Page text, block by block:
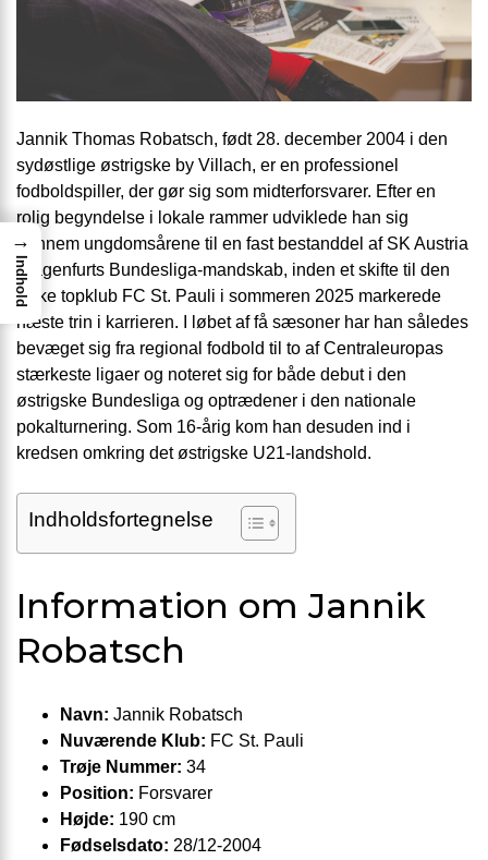
Jannik Thomas Robatsch, født 28. december 2004 i den
sydøstlige østrigske by Villach, er en professionel
fodboldspiller, der gør sig som midterforsvarer. Efter en
rolig begyndelse i lokale rammer udviklede han sig
gennem ungdomsårene til en fast bestanddel af SK Austria
Klagenfurts Bundesliga-mandskab, inden et skifte til den
tyske topklub FC St. Pauli i sommeren 2025 markerede
næste trin i karrieren. I løbet af få sæsoner har han således
bevæget sig fra regional fodbold til to af Centraleuropas
stærkeste ligaer og noteret sig for både debut i den
østrigske Bundesliga og optrædener i den nationale
pokalturnering. Som 16-årig kom han desuden ind i
kredsen omkring det østrigske U21-landshold.
Indholdsfortegnelse
Information om Jannik
Robatsch
Navn: Jannik Robatsch
Nuværende Klub: FC St. Pauli
Trøje Nummer: 34
Position: Forsvarer
Højde: 190 cm
Fødselsdato: 28/12-2004
→
Indhold